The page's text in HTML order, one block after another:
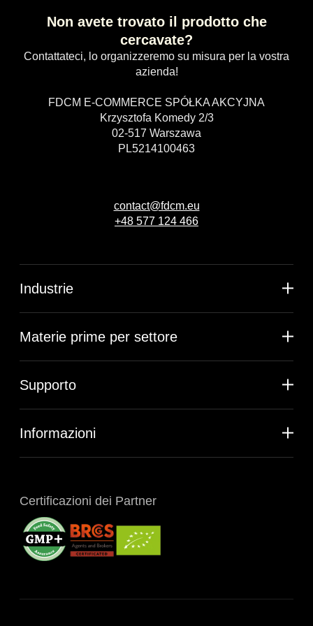
Non avete trovato il prodotto che
cercavate?
Contattateci, lo organizzeremo su misura per la vostra
azienda!
FDCM E-COMMERCE SPÓŁKA AKCYJNA
Krzysztofa Komedy 2/3
02-517 Warszawa
PL5214100463
contact@fdcm.eu
+48 577 124 466
Industrie
Materie prime per settore
Supporto
Informazioni
Certificazioni dei Partner